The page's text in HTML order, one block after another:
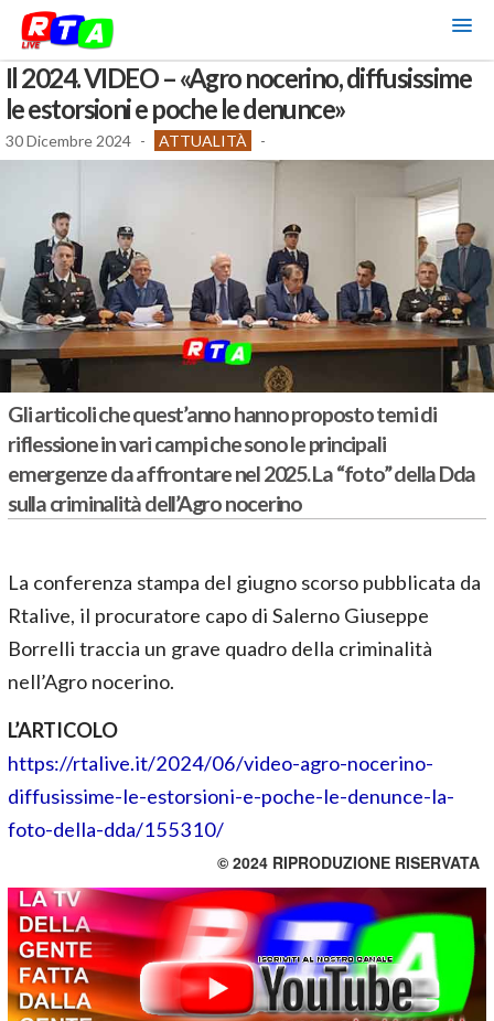
Il 2024. VIDEO – «Agro nocerino, diffusissime
le estorsioni e poche le denunce»
30 Dicembre 2024 - ATTUALITÀ -
Gli articoli che quest’anno hanno proposto temi di
riflessione in vari campi che sono le principali
emergenze da affrontare nel 2025. La “foto” della Dda
sulla criminalità dell’Agro nocerino
La conferenza stampa del giugno scorso pubblicata da
Rtalive, il procuratore capo di Salerno Giuseppe
Borrelli traccia un grave quadro della criminalità
nell’Agro nocerino.
L’ARTICOLO
https://rtalive.it/2024/06/video-agro-nocerino-
diffusissime-le-estorsioni-e-poche-le-denunce-la-
foto-della-dda/155310/
© 2024 RIPRODUZIONE RISERVATA